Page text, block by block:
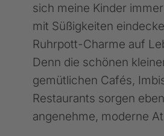
sich meine Kinder
mit Süßigkeiten
Ruhrpott-Charme auf
Denn die schönen
gemütlichen Cafés,
Restaurants sorgen
angenehme, moderne